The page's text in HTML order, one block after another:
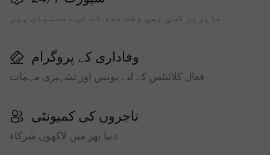
ماہرین کسی بھی وقت مدد کے لیے دستیاب ہیں
وفاداری کے پروگرام
فعال کلائنٹس کے لیے بونس اور تشہیری مہمات
تاجروں کی کمیونٹی
دنیا بھر میں لاکھوں شرکاء